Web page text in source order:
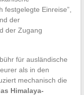
festgelegte Einreise”,
der
der Zugang
für ausländische
als in den
mechanisch die
Himalaya-